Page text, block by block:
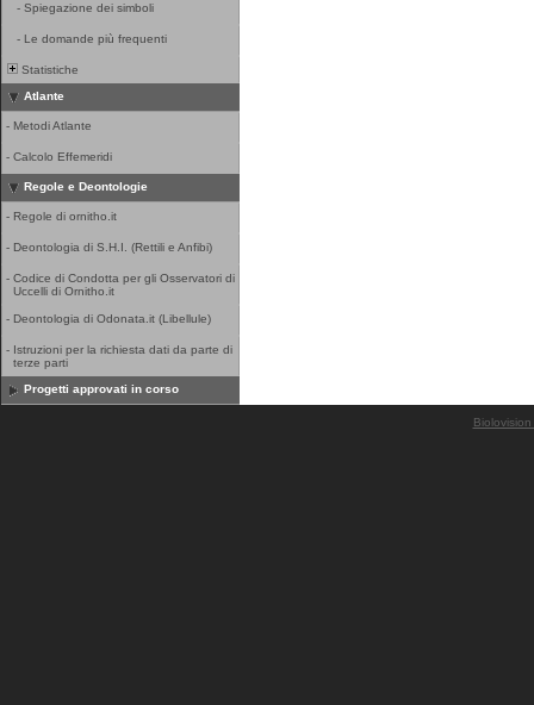
- Spiegazione dei simboli
- Le domande più frequenti
Statistiche
Atlante
- Metodi Atlante
- Calcolo Effemeridi
Regole e Deontologie
- Regole di ornitho.it
- Deontologia di S.H.I. (Rettili e Anfibi)
- Codice di Condotta per gli Osservatori di
Uccelli di Ornitho.it
- Deontologia di Odonata.it (Libellule)
- Istruzioni per la richiesta dati da parte di
terze parti
Progetti approvati in corso
Biolovision